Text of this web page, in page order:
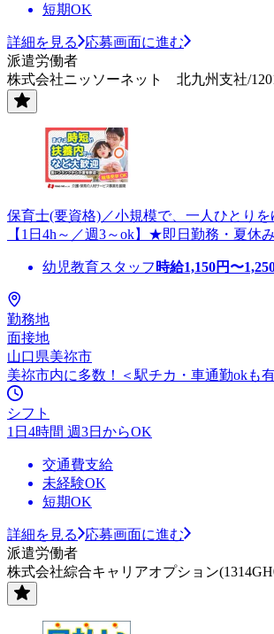
短期OK
詳細を見る
応募画面に進む
派遣労働者
株式会社ニッソーネット 北九州支社/
保育士(要資格)／小規模で、一人ひとりを
【1日4h～／週3～ok】★即日勤務・夏休
幼児教育スタッフ 時給1,150円〜
勤務地
面接地
山口県美祢市
美祢市内に多数！＜駅チカ・車通勤okも
シフト
1日4時間 週3日からOK
交通費支給
未経験OK
短期OK
詳細を見る
応募画面に進む
派遣労働者
株式会社綜合キャリアオプション